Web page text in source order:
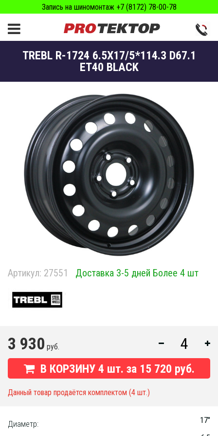
Запись на шиномонтаж +7 (8172) 78-00-78
TREBL R-1724 6.5X17/5*114.3 D67.1
ET40 BLACK
Артикул: 27551 Доставка 3-5 дней Более 4 шт
3 930 руб.
В КОРЗИНУ 4 шт. за 15 720 руб.
Данный товар продаётся комплектом (4 шт.)
Диаметр:
17"